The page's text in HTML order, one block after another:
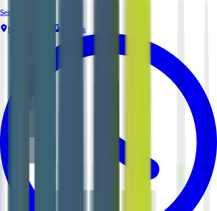
Serveur (H/F)
Nantes
1-2 ans